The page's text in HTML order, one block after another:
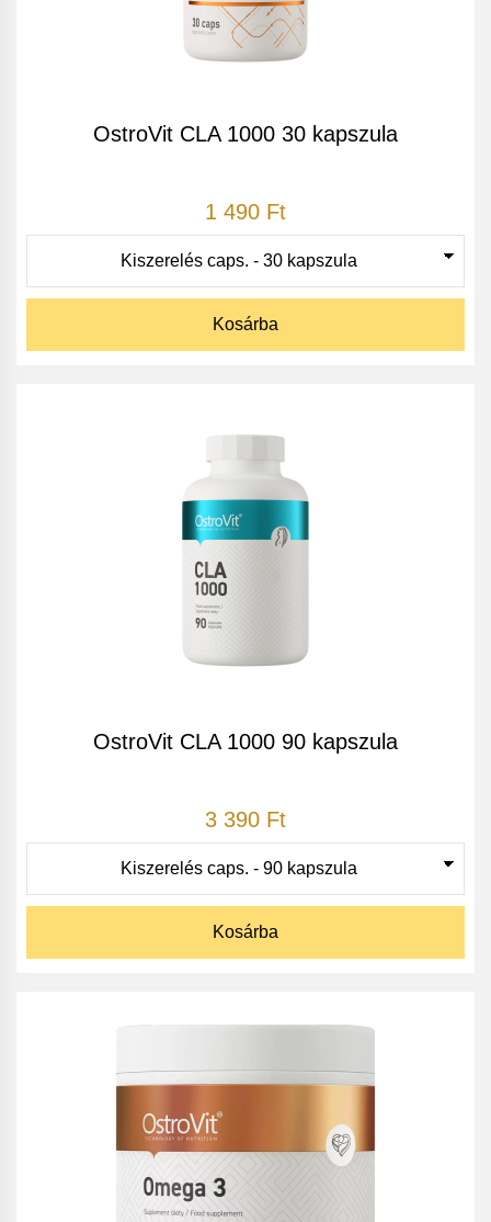
OstroVit CLA 1000 30 kapszula
1 490 Ft
Kosárba
OstroVit CLA 1000 90 kapszula
3 390 Ft
Kosárba